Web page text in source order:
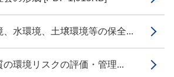
水環境、土壌環境等の保全...
環境リスクの評価・管理...